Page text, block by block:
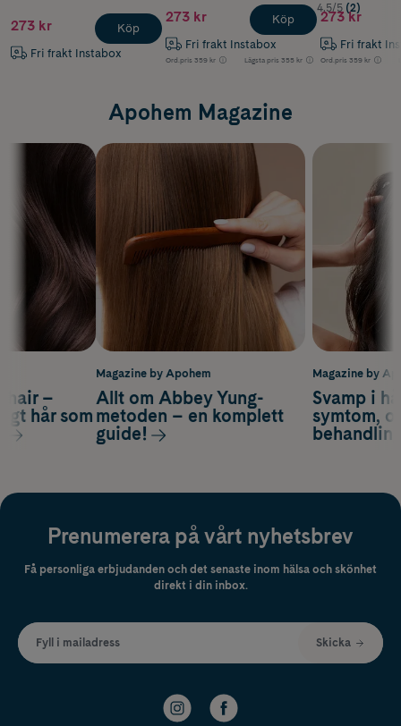
273 kr
Fri frakt Instabox
Köp
273 kr
Fri frakt Instabox
Ord.pris 359 kr Lägsta pris 355 kr
Köp
4.5/5 (2)
273 kr
Fri frakt
Ord.pris 359 kr
Apohem Magazine
Magazine by
Svamp i
symtom,
hair –
hår som
Magazine by Apohem
Allt om Abbey Yung-
metoden – en komplett
guide!
Prenumerera på vårt nyhetsbrev
Få personliga erbjudanden och det senaste inom hälsa och skönhet
direkt i din inbox.
Fyll i mailadress Skicka